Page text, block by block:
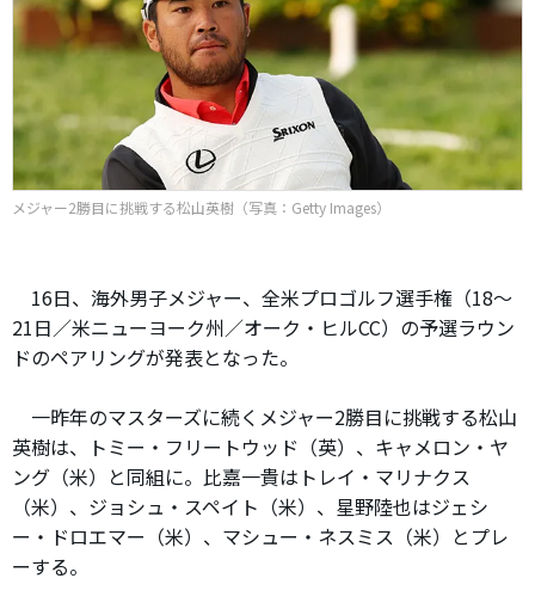
メジャー2勝目に挑戦する松山英樹（写真：Getty Images）
16日、海外男子メジャー、全米プロゴルフ選手権（18～
21日／米ニューヨーク州／オーク・ヒルCC）の予選ラウン
ドのペアリングが発表となった。
一昨年のマスターズに続くメジャー2勝目に挑戦する松山
英樹は、トミー・フリートウッド（英）、キャメロン・ヤ
ング（米）と同組に。比嘉一貴はトレイ・マリナクス
（米）、ジョシュ・スペイト（米）、星野陸也はジェシ
ー・ドロエマー（米）、マシュー・ネスミス（米）とプレ
ーする。